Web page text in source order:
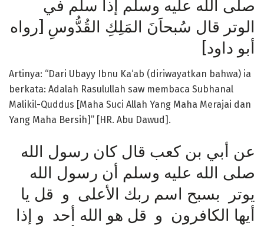
صلى الله عليه وسلم إذا سلم في
الوتر قال سُبحاَنَ المَلِكِ القُدُّوسِ [رواه
أبو داود]
Artinya: “Dari Ubayy Ibnu Ka‘ab (diriwayatkan bahwa) ia
berkata: Adalah Rasulullah saw membaca Subhanal
Malikil-Quddus [Maha Suci Allah Yang Maha Merajai dan
Yang Maha Bersih]” [HR. Abu Dawud].
عن أبي بن كعب قال كان رسول الله
صلى الله عليه وسلم أن رسول الله
يوتر بسبح اسم ربك الأعلى و قل يا
أيها الكافرون و قل هو الله أحد و إذا